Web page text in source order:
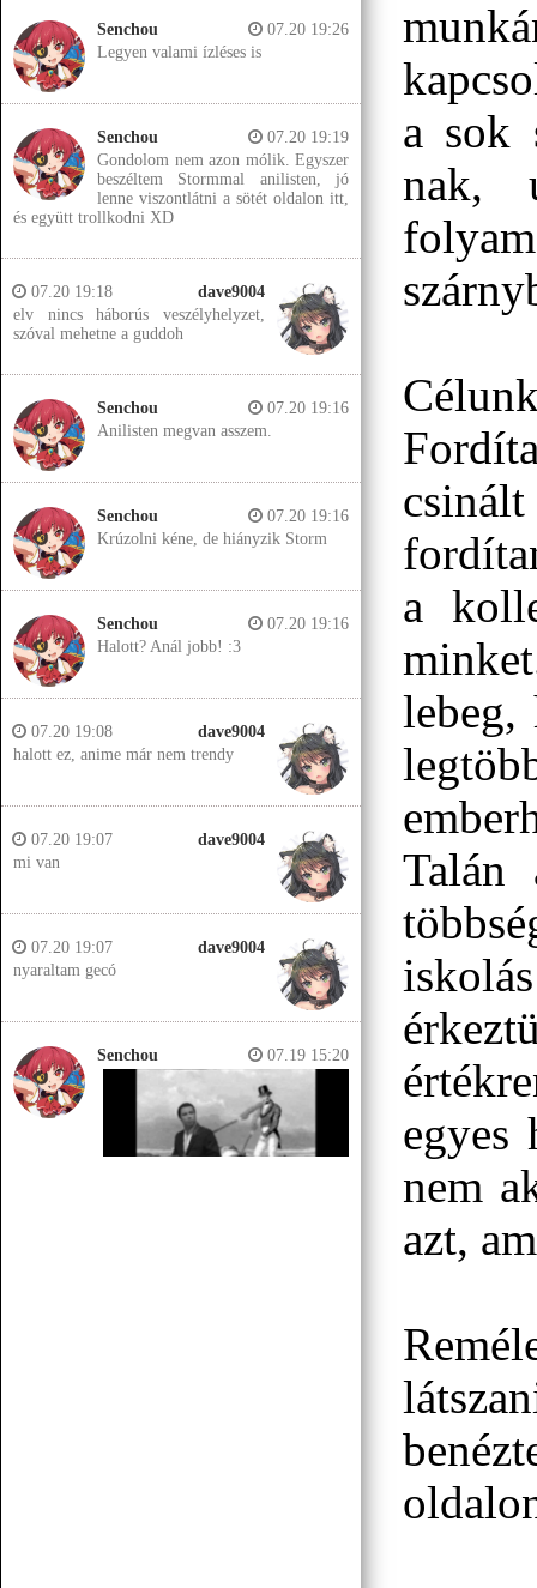
Senchou
07.20 19:26
Legyen valami ízléses is
Senchou
07.20 19:19
Gondolom nem azon mólik. Egyszer
beszéltem Stormmal anilisten, jó
lenne viszontlátni a sötét oldalon itt,
és együtt trollkodni XD
dave9004
07.20 19:18
elv nincs háborús veszélyhelyzet,
szóval mehetne a guddoh
Senchou
07.20 19:16
Anilisten megvan asszem.
Senchou
07.20 19:16
Krúzolni kéne, de hiányzik Storm
Senchou
07.20 19:16
Halott? Anál jobb! :3
dave9004
07.20 19:08
halott ez, anime már nem trendy
dave9004
07.20 19:07
mi van
dave9004
07.20 19:07
nyaraltam gecó
Senchou 07.19 15:20
a sok
nak,
a
Talán
egyes
nem
azt,